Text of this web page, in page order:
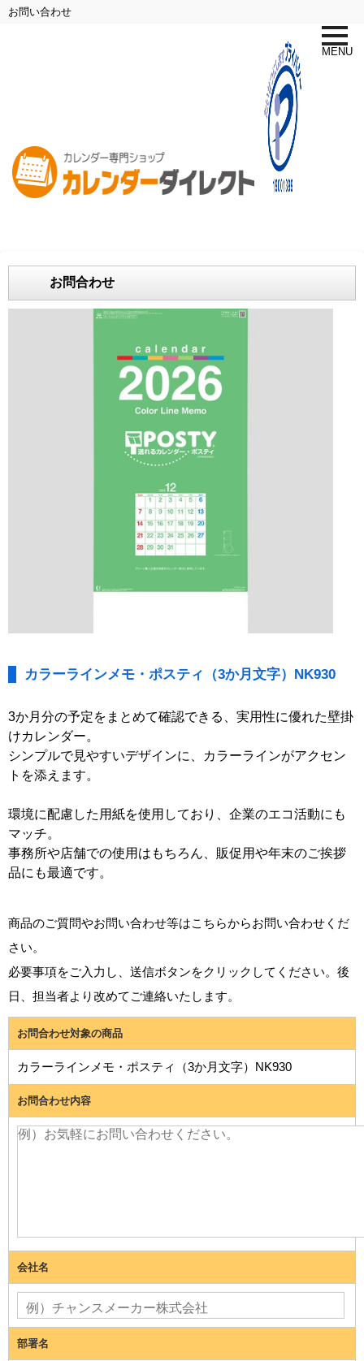
お問い合わせ
toggle
MENU
お問合わせ
カラーラインメモ・ポスティ（3か月文字）NK930
3か月分の予定をまとめて確認できる、実用性に優れた壁掛
けカレンダー。
シンプルで見やすいデザインに、カラーラインがアクセン
トを添えます。
環境に配慮した用紙を使用しており、企業のエコ活動にも
マッチ。
事務所や店舗での使用はもちろん、販促用や年末のご挨拶
品にも最適です。
商品のご質問やお問い合わせ等はこちらからお問い合わせくだ
さい。
必要事項をご入力し、送信ボタンをクリックしてください。後
日、担当者より改めてご連絡いたします。
お問合わせ対象の商品
カラーラインメモ・ポスティ（3か月文字）NK930
お問合わせ内容
会社名
部署名